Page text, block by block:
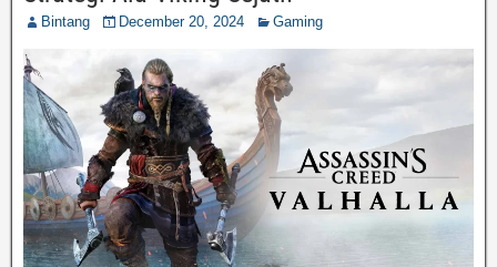
Bintang December 20, 2024 Gaming